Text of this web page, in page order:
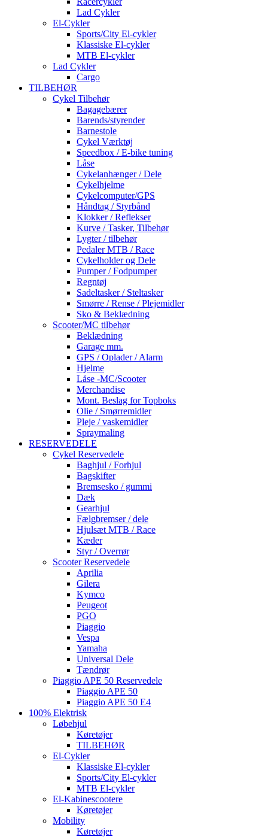
Lad Cykler
El-Cykler
Sports/City El-cykler
Klassiske El-cykler
MTB El-cykler
Lad Cykler
Cargo
TILBEHØR
Cykel Tilbehør
Bagagebærer
Barends/styrender
Barnestole
Cykel Værktøj
Speedbox / E-bike tuning
Låse
Cykelanhænger / Dele
Cykelhjelme
Cykelcomputer/GPS
Håndtag / Styrbånd
Klokker / Reflekser
Kurve / Tasker, Tilbehør
Lygter / tilbehør
Pedaler MTB / Race
Cykelholder og Dele
Pumper / Fodpumper
Regntøj
Sadeltasker / Steltasker
Smørre / Rense / Plejemidler
Sko & Beklædning
Scooter/MC tilbehør
Beklædning
Garage mm.
GPS / Oplader / Alarm
Hjelme
Låse -MC/Scooter
Merchandise
Mont. Beslag for Topboks
Olie / Smørremidler
Pleje / vaskemidler
Spraymaling
RESERVEDELE
Cykel Reservedele
Baghjul / Forhjul
Bagskifter
Bremsesko / gummi
Dæk
Gearhjul
Fælgbremser / dele
Hjulsæt MTB / Race
Kæder
Styr / Overrør
Scooter Reservedele
Aprilia
Gilera
Kymco
Peugeot
PGO
Piaggio
Vespa
Yamaha
Universal Dele
Tændrør
Piaggio APE 50 Reservedele
Piaggio APE 50
Piaggio APE 50 E4
100% Elektrisk
Løbehjul
Køretøjer
TILBEHØR
El-Cykler
Klassiske El-cykler
Sports/City El-cykler
MTB El-cykler
El-Kabinescootere
Køretøjer
Mobility
Køretøjer